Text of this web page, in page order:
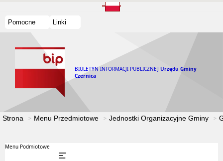
Pomocne Linki
BIULETYN INFORMACJI PUBLICZNEJ Urzędu Gminy
Czernica
Strona Menu Przedmiotowe Jednostki Organizacyjne Gminy
Menu Podmiotowe